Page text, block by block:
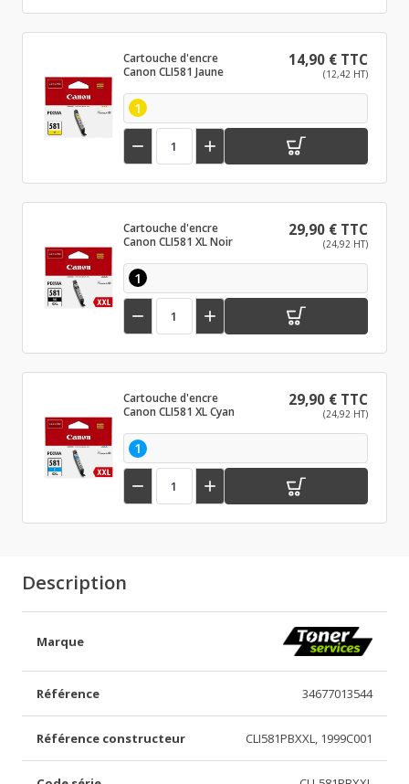
Cartouche d'encre
Canon CLI581 Jaune
14,90 € TTC
(12,42 HT)
1
 
Cartouche d'encre
Canon CLI581 XL Noir
29,90 € TTC
(24,92 HT)
1
 
Cartouche d'encre
Canon CLI581 XL Cyan
29,90 € TTC
(24,92 HT)
1
 
Description
Marque
Référence 34677013544
Référence constructeur CLI581PBXXL, 1999C001